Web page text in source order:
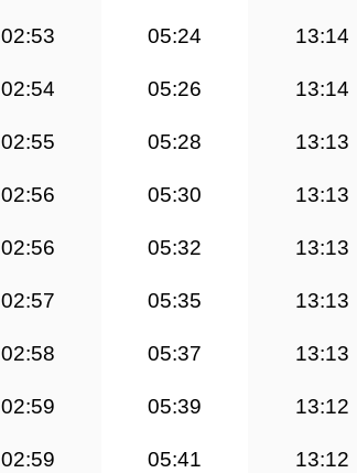
02:53 05:24 13:14
02:54 05:26 13:14
02:55 05:28 13:13
02:56 05:30 13:13
02:56 05:32 13:13
02:57 05:35 13:13
02:58 05:37 13:13
02:59 05:39 13:12
02:59 05:41 13:12